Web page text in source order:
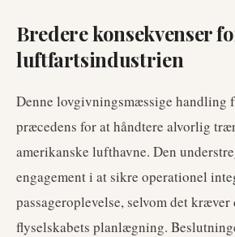
Bredere konsekvenser
luftfartsindustrien
Denne lovgivningsmæssige handling
præcedens for at håndtere alvorlig
amerikanske lufthavne. Den
engagement i at sikre operationel
passageroplevelse, selvom det
flyselskabets planlægning.